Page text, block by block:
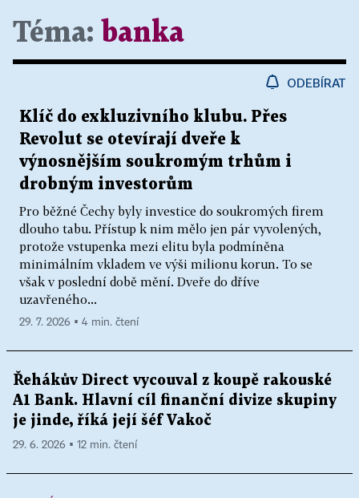
Téma: banka
ODEBÍRAT
Klíč do exkluzivního klubu. Přes
Revolut se otevírají dveře k
výnosnějším soukromým trhům i
drobným investorům
Pro běžné Čechy byly investice do soukromých firem
dlouho tabu. Přístup k nim mělo jen pár vyvolených,
protože vstupenka mezi elitu byla podmíněna
minimálním vkladem ve výši milionu korun. To se
však v poslední době mění. Dveře do dříve
uzavřeného...
29. 7. 2026 ▪ 4 min. čtení
Řehákův Direct vycouval z koupě rakouské
A1 Bank. Hlavní cíl finanční divize skupiny
je jinde, říká její šéf Vakoč
29. 6. 2026 ▪ 12 min. čtení